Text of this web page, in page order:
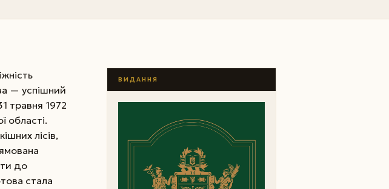
— успішний
травня 1972
області.
лісів,
до
стала
ВИДАННЯ